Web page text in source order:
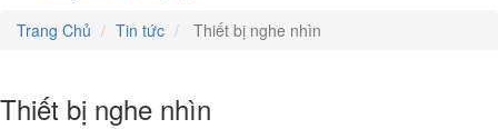
Trang Chủ
Tin tức Thiết bị nghe nhìn
Thiết bị nghe nhìn